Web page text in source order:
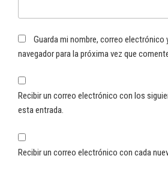
Guarda mi nombre, correo electrónico
navegador para la próxima vez que
Recibir un correo electrónico con los
esta entrada.
Recibir un correo electrónico con cada